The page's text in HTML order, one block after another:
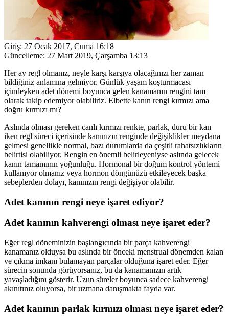
Giriş: 27 Ocak 2017, Cuma 16:18
Güncelleme: 27 Mart 2019, Çarşamba 13:13
Her ay regl olmanız, neyle karşı karşıya olacağınızı her zaman
bildiğiniz anlamına gelmiyor. Günlük yaşam koşturmacası
içindeyken adet dönemi boyunca gelen kanamanın rengini tam
olarak takip edemiyor olabiliriz. Elbette kanın rengi kırmızı ama
doğru kırmızı mı?
Aslında olması gereken canlı kırmızı renkte, parlak, duru bir kan
iken regl süreci içerisinde kanınızın renginde değişiklikler meydana
gelmesi genellikle normal, bazı durumlarda da çeşitli rahatsızlıkların
belirtisi olabiliyor. Rengin en önemli belirleyeniyse aslında gelecek
kanın tamamının yoğunluğu. Hormonal bir doğum kontrol yöntemi
kullanıyor olmanız veya hormon döngünüzü etkileyecek başka
sebeplerden dolayı, kanınızın rengi değişiyor olabilir.
Adet kanının rengi neye işaret ediyor?
Adet kanının kahverengi olması neye işaret eder?
Eğer regl döneminizin başlangıcında bir parça kahverengi
kanamanız olduysa bu aslında bir önceki menstrual dönemden kalan
ve çıkma imkanı bulamayan parçalar olduğuna işaret eder. Eğer
sürecin sonunda görüyorsanız, bu da kanamanızın artık
yavaşladığını gösterir. Uzun süreler boyunca sadece kahverengi
akınıtınız oluyorsa, bir uzmana danışmakta fayda var.
Adet kanının parlak kırmızı olması neye işaret eder?